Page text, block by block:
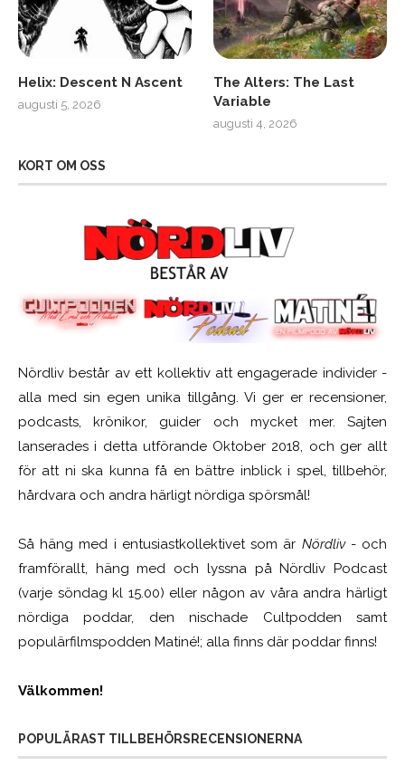
Helix: Descent N Ascent
augusti 5, 2026
The Alters: The Last
Variable
augusti 4, 2026
KORT OM OSS
Nördliv består av ett kollektiv att engagerade individer -
alla med sin egen unika tillgång. Vi ger er recensioner,
podcasts, krönikor, guider och mycket mer. Sajten
lanserades i detta utförande Oktober 2018, och ger allt
för att ni ska kunna få en bättre inblick i spel, tillbehör,
hårdvara och andra härligt nördiga spörsmål!
Så häng med i entusiastkollektivet som är Nördliv- och
framförallt, häng med och lyssna på Nördliv Podcast
(varje söndag kl 15.00) eller någon av våra andra härligt
nördiga poddar, den nischade Cultpodden samt
populärfilmspodden Matiné!; alla finns där poddar finns!
Välkommen!
POPULÄRAST TILLBEHÖRSRECENSIONERNA